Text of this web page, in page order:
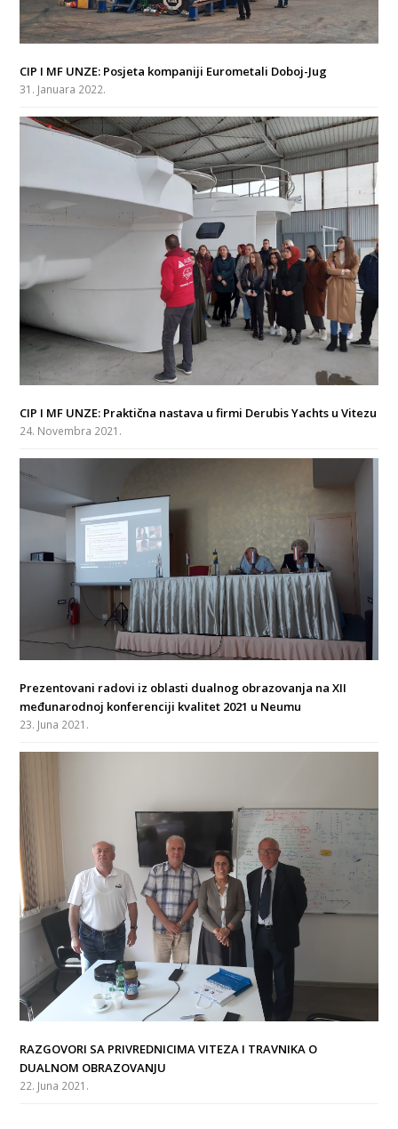
CIP I MF UNZE: Posjeta kompaniji Eurometali Doboj-Jug
31. Januara 2022.
CIP I MF UNZE: Praktična nastava u firmi Derubis Yachts u Vitezu
24. Novembra 2021.
Prezentovani radovi iz oblasti dualnog obrazovanja na XII
međunarodnoj konferenciji kvalitet 2021 u Neumu
23. Juna 2021.
RAZGOVORI SA PRIVREDNICIMA VITEZA I TRAVNIKA O
DUALNOM OBRAZOVANJU
22. Juna 2021.